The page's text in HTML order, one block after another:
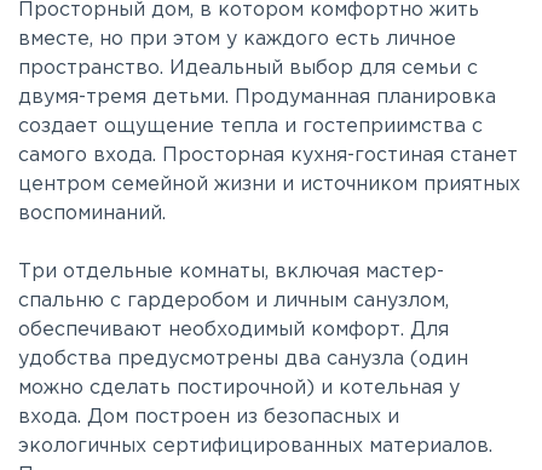
Просторный дом, в котором комфортно жить
вместе, но при этом у каждого есть личное
пространство. Идеальный выбор для семьи с
двумя-тремя детьми. Продуманная планировка
создает ощущение тепла и гостеприимства с
самого входа. Просторная кухня-гостиная станет
центром семейной жизни и источником приятных
воспоминаний.
Три отдельные комнаты, включая мастер-
спальню с гардеробом и личным санузлом,
обеспечивают необходимый комфорт. Для
удобства предусмотрены два санузла (один
можно сделать постирочной) и котельная у
входа. Дом построен из безопасных и
экологичных сертифицированных материалов.